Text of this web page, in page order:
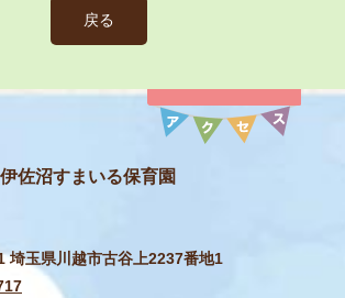
戻る
伊佐沼すまいる保育園
埼玉県川越市古谷上2237番地1